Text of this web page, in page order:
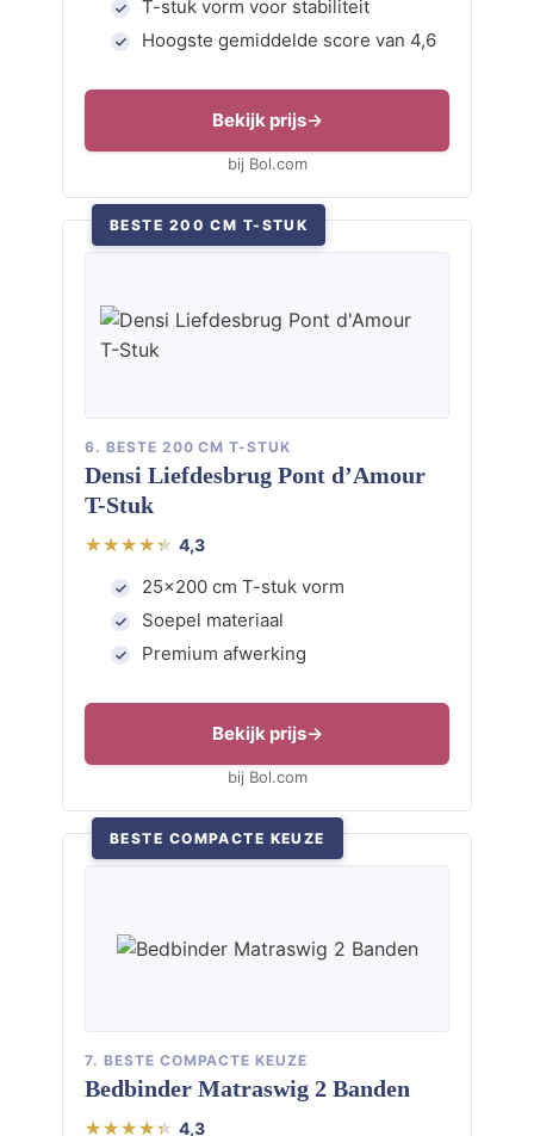
T-stuk vorm voor stabiliteit
Hoogste gemiddelde score van 4,6
Bekijk prijs
bij Bol.com
BESTE 200 CM T-STUK
6. BESTE 200 CM T-STUK
Densi Liefdesbrug Pont d’Amour
T-Stuk
4,3
25×200 cm T-stuk vorm
Soepel materiaal
Premium afwerking
Bekijk prijs
bij Bol.com
BESTE COMPACTE KEUZE
7. BESTE COMPACTE KEUZE
Bedbinder Matraswig 2 Banden
4,3